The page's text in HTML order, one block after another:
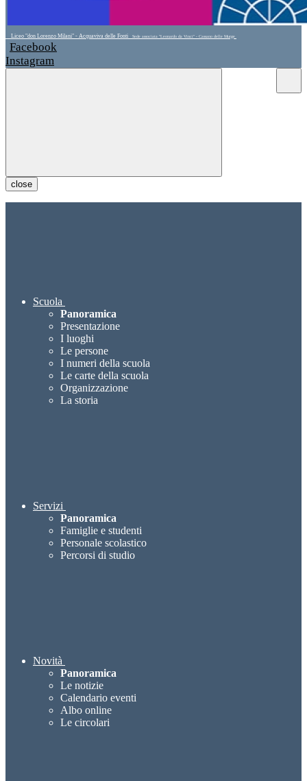
Liceo "don Lorenzo Milani" - Acquaviva delle Fonti Sede associata "Leonardo da Vinci" - Cassano delle Murge
Facebook
Instagram
close
Scuola
Panoramica
Presentazione
I luoghi
Le persone
I numeri della scuola
Le carte della scuola
Organizzazione
La storia
Servizi
Panoramica
Famiglie e studenti
Personale scolastico
Percorsi di studio
Novità
Panoramica
Le notizie
Calendario eventi
Albo online
Le circolari